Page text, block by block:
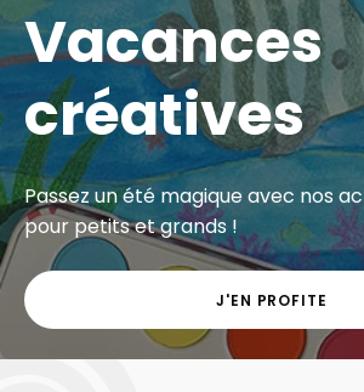
Vacances
créatives
Passez un été magique avec nos
pour petits et grands !
J'EN PROFITE